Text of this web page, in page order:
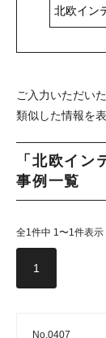
ご入力いただい
類似した情報を
「北欧イ
事例一覧
全1件中 1〜1件表示
1
No.0407